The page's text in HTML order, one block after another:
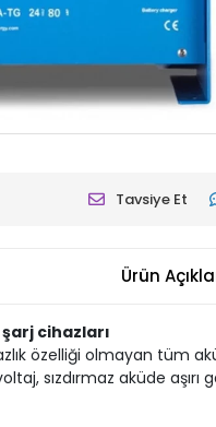
Tavsiye Et
Ürün
cihazları
özelliği olmayan
sızdırmaz aküde